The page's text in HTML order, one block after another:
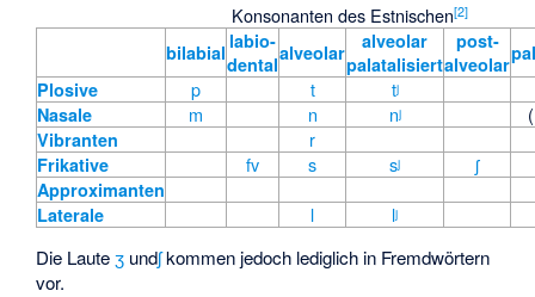
Konsonanten des Estnischen[2]
bilabial labio-
dentalalveolar
alveolar
palatalisiert
post-
alveolar
Plosive
p t tʲ
Nasale m n nʲ (
Vibranten r
Frikative fv s sʲ ʃ
Approximanten
Laterale
l
lʲ
Die Lauteʒ undʃkommen jedoch lediglich in Fremdwörtern
vor.